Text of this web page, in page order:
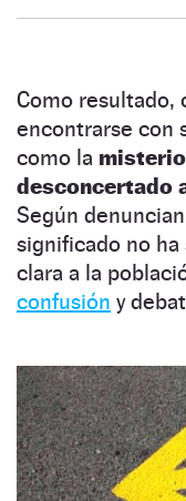
Como resultado,
encontrarse con
como la
desconcertado
Según
significado no
clara a la
confusión y